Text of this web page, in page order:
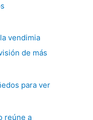
vendimia
de más
para ver
reúne a